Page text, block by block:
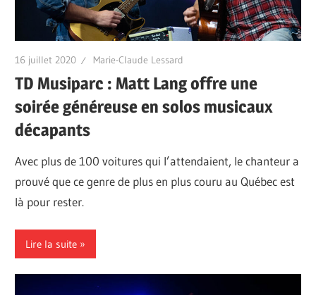
16 juillet 2020 Marie-Claude Lessard
TD Musiparc : Matt Lang offre une
soirée généreuse en solos musicaux
décapants
Avec plus de 100 voitures qui l’attendaient, le chanteur a
prouvé que ce genre de plus en plus couru au Québec est
là pour rester.
Lire la suite